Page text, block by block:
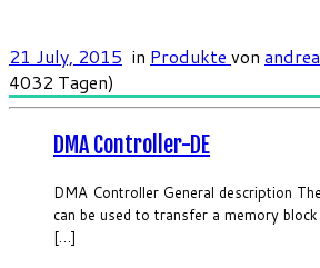
21 July, 2015 in Produkte von
4032 Tagen)
DMA Controller-DE
DMA Controller General description
can be used to transfer a memory
[…]